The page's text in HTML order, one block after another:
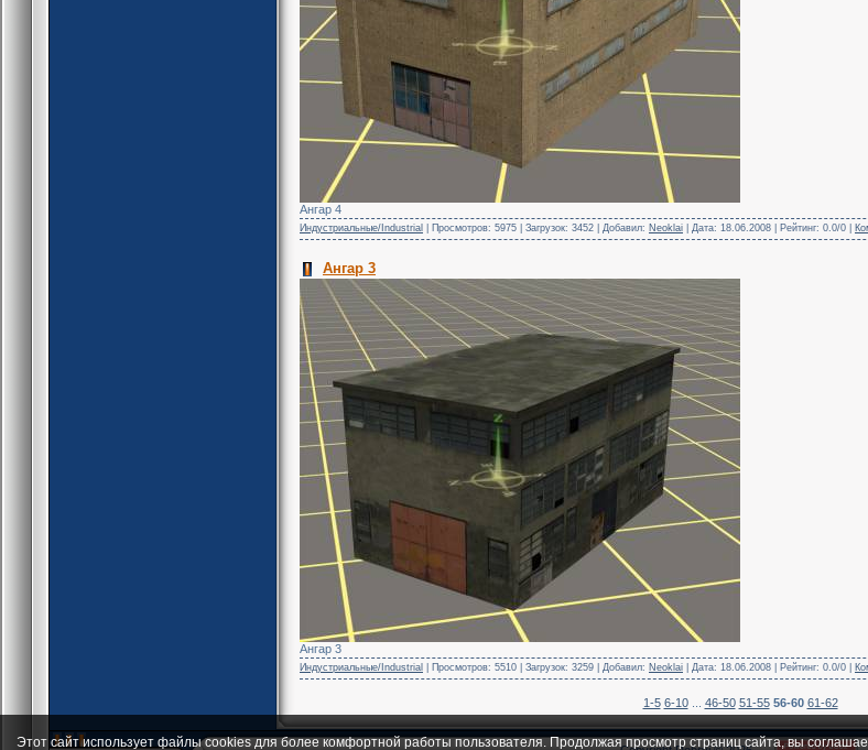
Ангар 4
Индустриальные/Industrial | Просмотров: 5975 | Загрузок: 3452 | Добавил: Neoklai | Дата: 18.06.2008 | Рейтинг: 0.0/0 |
Ангар 3
Ангар 3
Индустриальные/Industrial | Просмотров: 5510 | Загрузок: 3259 | Добавил: Neoklai | Дата: 18.06.2008 | Рейтинг: 0.0/0 |
1-5 6-10 46-50 51-55 56-60 61-62
Этот сайт использует файлы cookies для более комфортной работы пользователя. Продолжая просмотр страниц сайта, вы